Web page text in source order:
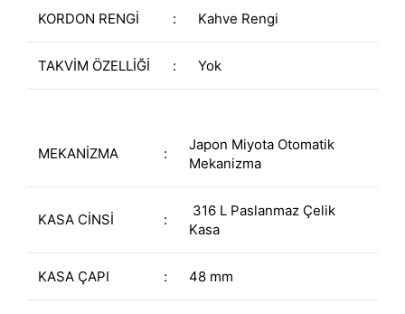
KORDON RENGİ : Kahve Rengi
TAKVİM ÖZELLİĞİ : Yok
MEKANİZMA :
Japon Miyota Otomatik
Mekanizma
KASA CİNSİ :
316 L Paslanmaz Çelik
Kasa
KASA ÇAPI : 48 mm